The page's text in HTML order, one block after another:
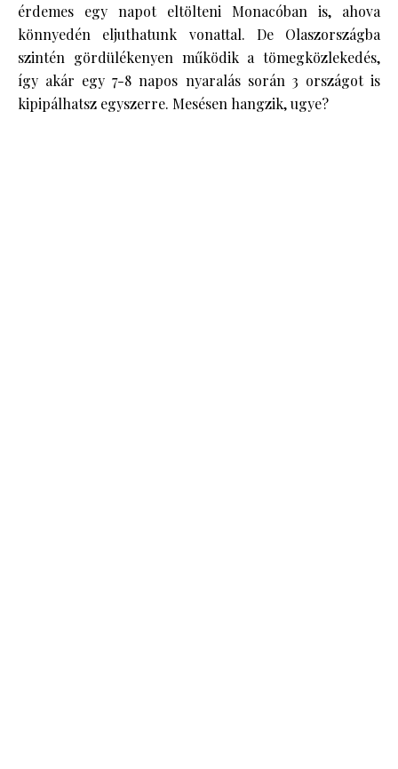
érdemes egy napot eltölteni Monacóban is, ahova
könnyedén eljuthatunk vonattal. De Olaszországba
szintén gördülékenyen működik a tömegközlekedés,
így akár egy 7-8 napos nyaralás során 3 országot is
kipipálhatsz egyszerre. Mesésen hangzik, ugye?